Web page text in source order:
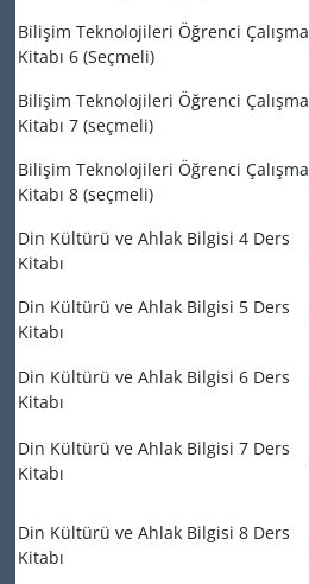
Bilişim Teknolojileri Öğrenci Çalışma
Kitabı 6 (Seçmeli)
Bilişim Teknolojileri Öğrenci Çalışma
Kitabı 7 (seçmeli)
Bilişim Teknolojileri Öğrenci Çalışma
Kitabı 8 (seçmeli)
Din Kültürü ve Ahlak Bilgisi 4 Ders
Kitabı
Din Kültürü ve Ahlak Bilgisi 5 Ders
Kitabı
Din Kültürü ve Ahlak Bilgisi 6 Ders
Kitabı
Din Kültürü ve Ahlak Bilgisi 7 Ders
Kitabı
Din Kültürü ve Ahlak Bilgisi 8 Ders
Kitabı